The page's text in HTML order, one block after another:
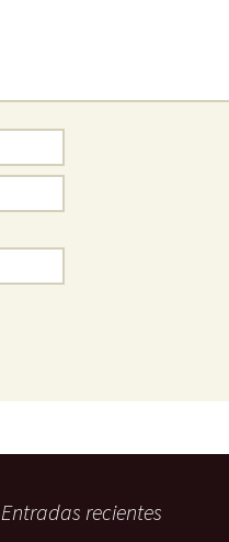
Entradas recientes